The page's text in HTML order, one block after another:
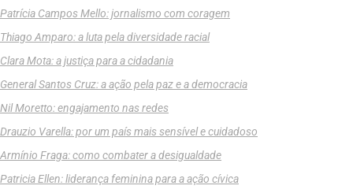
Patrícia Campos Mello: jornalismo com coragem
Thiago Amparo: a luta pela diversidade racial
Clara Mota: a justiça para a cidadania
General Santos Cruz: a ação pela paz e a democracia
Nil Moretto: engajamento nas redes
Drauzio Varella: por um país mais sensível e cuidadoso
Armínio Fraga: como combater a desigualdade
Patricia Ellen: liderança feminina para a ação cívica